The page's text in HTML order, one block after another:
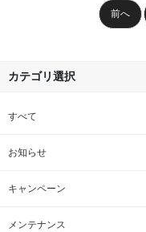
前へ
カテゴリ選択
すべて
お知らせ
キャンペーン
メンテナンス